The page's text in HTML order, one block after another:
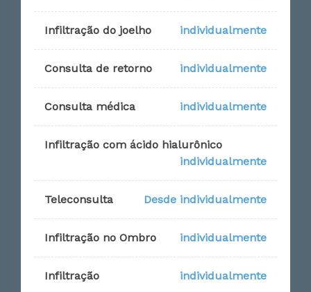
Infiltração do joelho individualmente
Consulta de retorno individualmente
Consulta médica individualmente
Infiltração com ácido hialurônico
individualmente
Teleconsulta Desde individualmente
Infiltração no Ombro individualmente
Infiltração individualmente